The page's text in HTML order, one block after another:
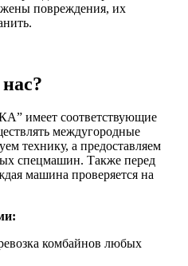
повреждения, их
имеет соответствующие
междугородные
технику, а предоставляем
спецмашин. Также перед
машина проверяется на
комбайнов любых